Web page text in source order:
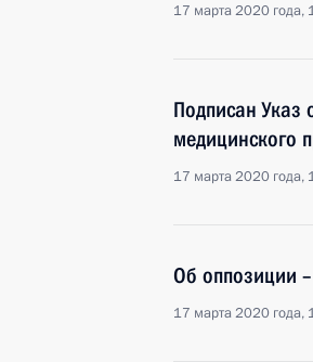
17 марта 2020 года,
Подписан Указ
медицинского
17 марта 2020 года,
Об оппозиции
17 марта 2020 года,